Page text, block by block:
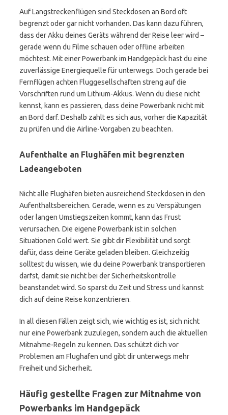
Auf Langstreckenflügen sind Steckdosen an Bord oft
begrenzt oder gar nicht vorhanden. Das kann dazu führen,
dass der Akku deines Geräts während der Reise leer wird –
gerade wenn du Filme schauen oder offline arbeiten
möchtest. Mit einer Powerbank im Handgepäck hast du eine
zuverlässige Energiequelle für unterwegs. Doch gerade bei
Fernflügen achten Fluggesellschaften streng auf die
Vorschriften rund um Lithium-Akkus. Wenn du diese nicht
kennst, kann es passieren, dass deine Powerbank nicht mit
an Bord darf. Deshalb zahlt es sich aus, vorher die Kapazität
zu prüfen und die Airline-Vorgaben zu beachten.
Aufenthalte an Flughäfen mit begrenzten
Ladeangeboten
Nicht alle Flughäfen bieten ausreichend Steckdosen in den
Aufenthaltsbereichen. Gerade, wenn es zu Verspätungen
oder langen Umstiegszeiten kommt, kann das Frust
verursachen. Die eigene Powerbank ist in solchen
Situationen Gold wert. Sie gibt dir Flexibilität und sorgt
dafür, dass deine Geräte geladen bleiben. Gleichzeitig
solltest du wissen, wie du deine Powerbank transportieren
darfst, damit sie nicht bei der Sicherheitskontrolle
beanstandet wird. So sparst du Zeit und Stress und kannst
dich auf deine Reise konzentrieren.
In all diesen Fällen zeigt sich, wie wichtig es ist, sich nicht
nur eine Powerbank zuzulegen, sondern auch die aktuellen
Mitnahme-Regeln zu kennen. Das schützt dich vor
Problemen am Flughafen und gibt dir unterwegs mehr
Freiheit und Sicherheit.
Häufig gestellte Fragen zur Mitnahme von
Powerbanks im Handgepäck